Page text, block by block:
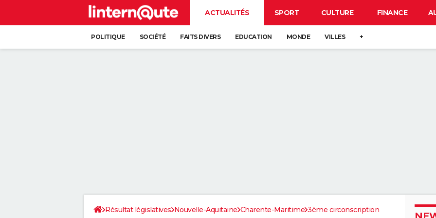
ACTUALITÉS SPORT CULTURE FINANCE
POLITIQUE SOCIÉTÉ FAITS DIVERS EDUCATION MONDE VILLES +
Résultat législatives Nouvelle-Aquitaine Charente-Maritime 3ème circonscription